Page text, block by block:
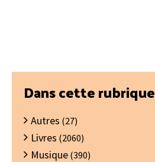
Barre
latérale
principale
Dans cette rubrique
Autres (27)
Livres (2060)
Musique (390)